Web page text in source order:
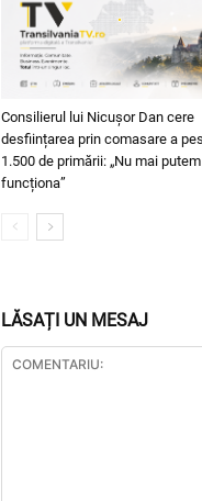
Consilierul lui Nicușor Dan cere
desființarea prin comasare a
1.500 de primării: „Nu mai putem
funcționa”
LĂSAȚI UN MESAJ